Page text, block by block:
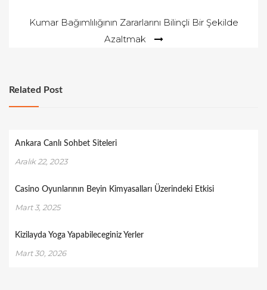
Kumar Bağımlılığının Zararlarını Bilinçli Bir Şekilde
Azaltmak
Related Post
Ankara Canlı Sohbet Siteleri
Aralık 22, 2023
Casino Oyunlarının Beyin Kimyasalları Üzerindeki Etkisi
Mart 3, 2025
Kizilayda Yoga Yapabileceginiz Yerler
Mart 30, 2026